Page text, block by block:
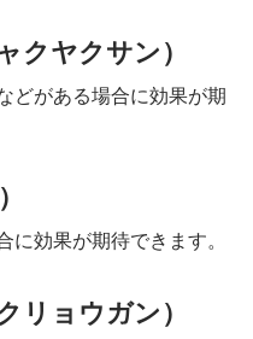
クヤクサン）
どがある場合に効果が期
に効果が期待できます。
リョウガン）